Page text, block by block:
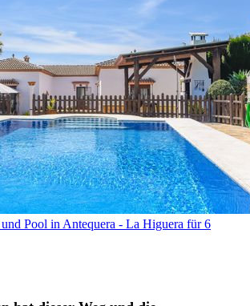
Pool in Antequera - La Higuera für 6